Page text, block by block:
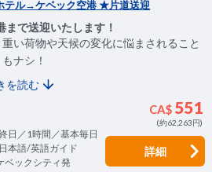
テル→ケベック空港 ★片道送迎
まで送迎いたします！
重い荷物や天候の変化に悩まされること
もナシ！
を読む
CA$ 551
(約62,263円)
日／1時間／基本毎日
日本語/英語ガイド
ベックシティ発
詳細